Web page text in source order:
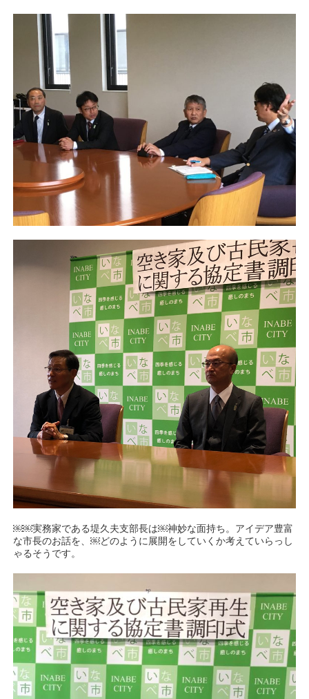
￼￼実務家である堤久夫支部長は￼神妙な面持ち。アイデア豊富
な市長のお話を、￼どのように展開をしていくか考えていらっし
ゃるそうです。